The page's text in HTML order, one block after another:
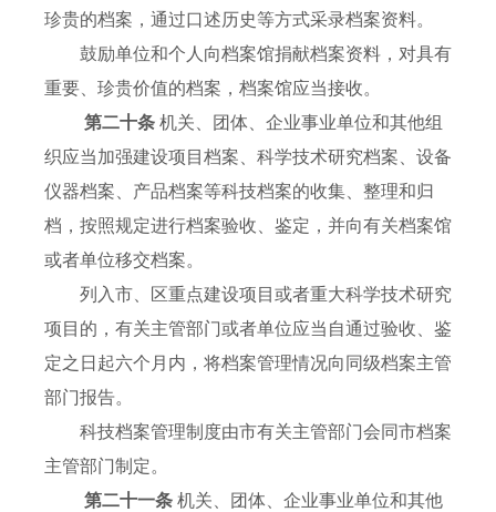
珍贵的档案，通过口述历史等方式采录档案资料。
鼓励单位和个人向档案馆捐献档案资料，对具有
重要、珍贵价值的档案，档案馆应当接收。
第二十条 机关、团体、企业事业单位和其他组
织应当加强建设项目档案、科学技术研究档案、设备
仪器档案、产品档案等科技档案的收集、整理和归
档，按照规定进行档案验收、鉴定，并向有关档案馆
或者单位移交档案。
列入市、区重点建设项目或者重大科学技术研究
项目的，有关主管部门或者单位应当自通过验收、鉴
定之日起六个月内，将档案管理情况向同级档案主管
部门报告。
科技档案管理制度由市有关主管部门会同市档案
主管部门制定。
第二十一条 机关、团体、企业事业单位和其他